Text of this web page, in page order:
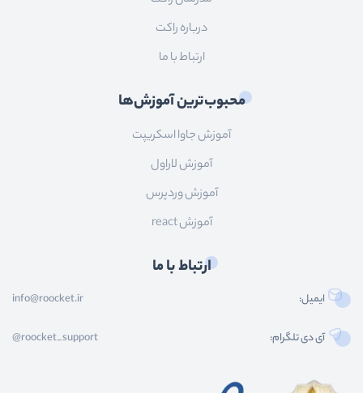
درباره راکت
ارتباط با ما
محبوب‌ترین آموزش‌ها
آموزش جاوا اسکریپت
آموزش لاراول
آموزش وردپرس
آموزش react
ارتباط با ما
ایمیل: info@roocket.ir
آی دی تلگرام: @roocket_support